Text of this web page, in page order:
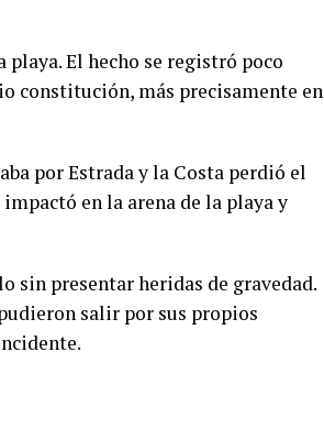
El hecho se registró poco
constitución, más precisamente en
por Estrada y la Costa perdió el
en la arena de la playa y
sin presentar heridas de gravedad.
salir por sus propios